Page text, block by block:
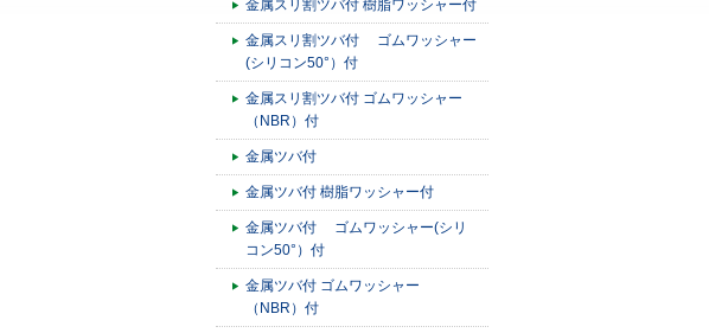
金属スリ割ツバ付 樹脂ワッシャー付
金属スリ割ツバ付 ゴムワッシャー
(シリコン50°）付
金属スリ割ツバ付 ゴムワッシャー
（NBR）付
金属ツバ付
金属ツバ付 樹脂ワッシャー付
金属ツバ付 ゴムワッシャー(シリ
コン50°）付
金属ツバ付 ゴムワッシャー
（NBR）付